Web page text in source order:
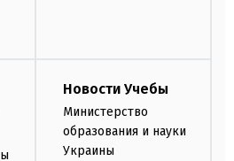
Новости Учебы
Министерство
образования и науки
Украины